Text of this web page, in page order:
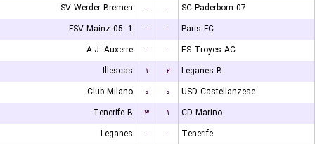
SV Werder Bremen
- -
SC Paderborn 07
1. FSV Mainz 05
- -
Paris FC
A.J. Auxerre
- -
ES Troyes AC
Illescas
۱ ۲
Leganes B
Club Milano
۰ ۰
USD Castellanzese
Tenerife B
۳ ۱
CD Marino
Leganes
- -
Tenerife